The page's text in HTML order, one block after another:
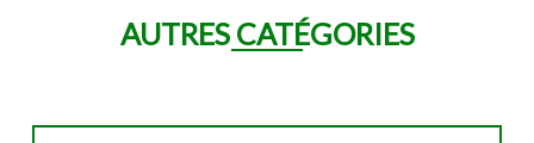
AUTRES CATÉGORIES